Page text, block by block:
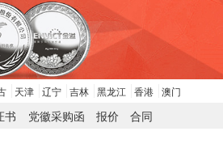
天津 辽宁 吉林 黑龙江 香港 澳门
党徽采购函 报价 合同
书